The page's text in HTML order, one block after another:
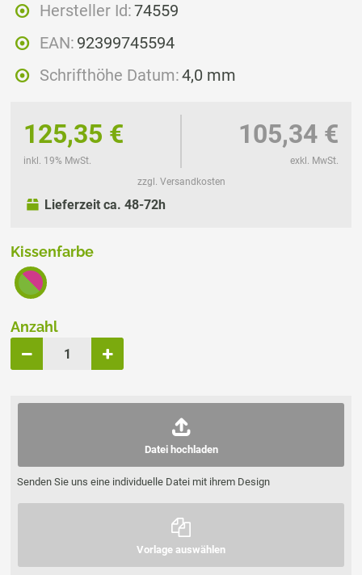
Hersteller Id:74559
EAN: 92399745594
Schrifthöhe Datum:4,0 mm
125,35 €
inkl. 19% MwSt.
105,34 €
exkl. MwSt.
zzgl. Versandkosten
Lieferzeit ca. 48-72h
Kissenfarbe
Anzahl
Datei hochladen
Senden Sie uns eine individuelle Datei mit ihrem Design
Vorlage auswählen